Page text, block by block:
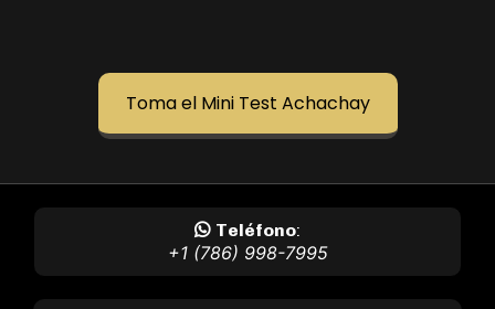
Toma el Mini Test Achachay
Teléfono:
+1 (786) 998-7995